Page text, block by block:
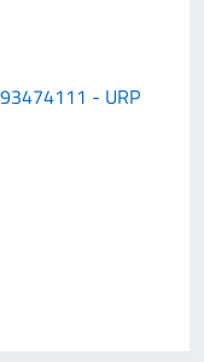
- URP